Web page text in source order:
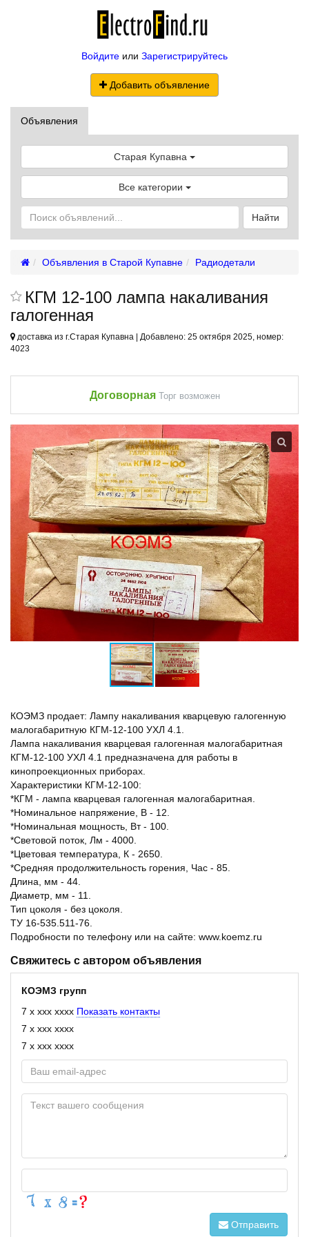
Войдите или Зарегистрируйтесь
Добавить объявление
Объявления
Старая Купавна
Все категории
Найти
Объявления в Старой Купавне Радиодетали
КГМ 12-100 лампа накаливания
галогенная
доставка из г.Старая Купавна | Добавлено: 25 октября 2025, номер:
4023
Договорная Торг возможен
КОЭМЗ продает: Лампу накаливания кварцевую галогенную
малогабаритную КГМ-12-100 УХЛ 4.1.
Лампа накаливания кварцевая галогенная малогабаритная
КГМ-12-100 УХЛ 4.1 предназначена для работы в
кинопроекционных приборах.
Характеристики КГМ-12-100:
*КГМ - лампа кварцевая галогенная малогабаритная.
*Номинальное напряжение, В - 12.
*Номинальная мощность, Вт - 100.
*Световой поток, Лм - 4000.
*Цветовая температура, К - 2650.
*Средняя продолжительность горения, Час - 85.
Длина, мм - 44.
Диаметр, мм - 11.
Тип цоколя - без цоколя.
ТУ 16-535.511-76.
Подробности по телефону или на сайте: www.koemz.ru
Свяжитесь с автором объявления
КОЭМЗ групп
7 x xxx xxxx Показать контакты
7 x xxx xxxx
7 x xxx xxxx
Отправить